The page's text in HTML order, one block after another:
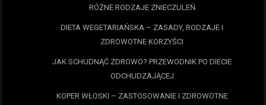
RÓŻNE RODZAJE ZNIECZULEŃ
DIETA WEGETARIAŃSKA – ZASADY, RODZAJE I
ZDROWOTNE KORZYŚCI
JAK SCHUDNĄĆ ZDROWO? PRZEWODNIK PO DIECIE
ODCHUDZAJĄCEJ
KOPER WŁOSKI – ZASTOSOWANIE I ZDROWOTNE